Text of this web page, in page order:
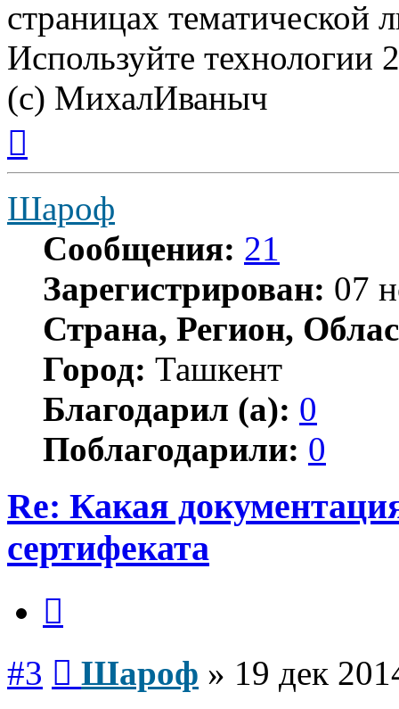
страницах тематической
Используйте технологии
(с) МихалИваныч
началу
Шароф
Сообщения: 21
Зарегистрирован: 07
Страна, Регион,
Город: Ташкент
Благодарил (а): 0
Поблагодарили: 0
Re: Какая
сертифеката
#3 Шароф » 19 дек